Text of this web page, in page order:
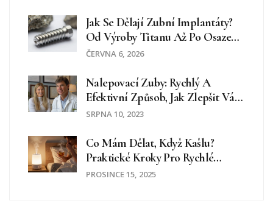
Jak Se Dělají Zubní Implantáty?
Od Výroby Titanu Až Po Osazení
V Ústech
ČERVNA 6, 2026
Nalepovací Zuby: Rychlý A
Efektivní Způsob, Jak Zlepšit Váš
Úsměv
SRPNA 10, 2023
Co Mám Dělat, Když Kašlu?
Praktické Kroky Pro Rychlé
Ulevění A Kdy Jít K Lékaři
PROSINCE 15, 2025